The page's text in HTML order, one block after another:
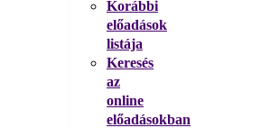
Korábbi
előadások
listája
Keresés
az
online
előadásokban